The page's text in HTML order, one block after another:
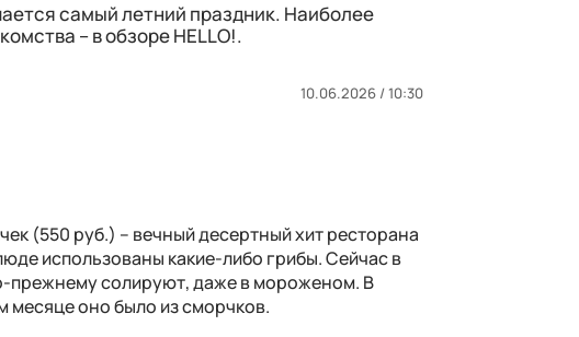
самый летний праздник. Наиболее
– в обзоре HELLO!.
10.06.2026 / 10:30
(550 руб.) – вечный десертный хит ресторана
использованы какие-либо грибы. Сейчас в
прежнему солируют, даже в мороженом. В
месяце оно было из сморчков.